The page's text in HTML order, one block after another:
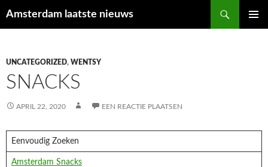
Amsterdam laatste nieuws
UNCATEGORIZED, WENTSY
SNACKS
APRIL 22, 2020 EEN REACTIE PLAATSEN
Eenvoudig Zoeken
Amsterdam Snacks